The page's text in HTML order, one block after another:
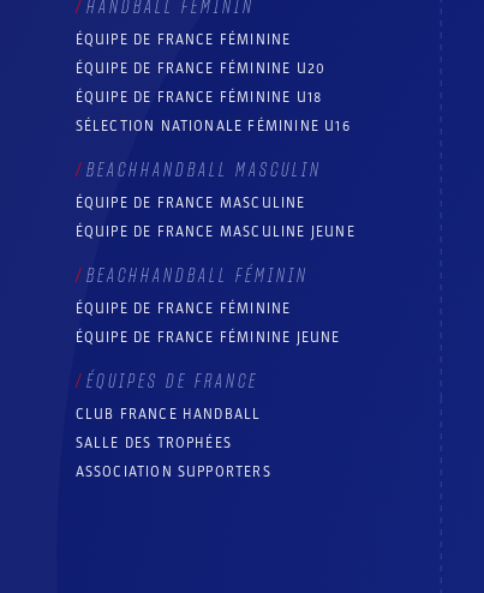
HANDBALL FÉMININ
ÉQUIPE DE FRANCE FÉMININE
ÉQUIPE DE FRANCE FÉMININE U20
ÉQUIPE DE FRANCE FÉMININE U18
SÉLECTION NATIONALE FÉMININE U16
BEACHHANDBALL MASCULIN
ÉQUIPE DE FRANCE MASCULINE
ÉQUIPE DE FRANCE MASCULINE JEUNE
BEACHHANDBALL FÉMININ
ÉQUIPE DE FRANCE FÉMININE
ÉQUIPE DE FRANCE FÉMININE JEUNE
ÉQUIPES DE FRANCE
CLUB FRANCE HANDBALL
SALLE DES TROPHÉES
ASSOCIATION SUPPORTERS